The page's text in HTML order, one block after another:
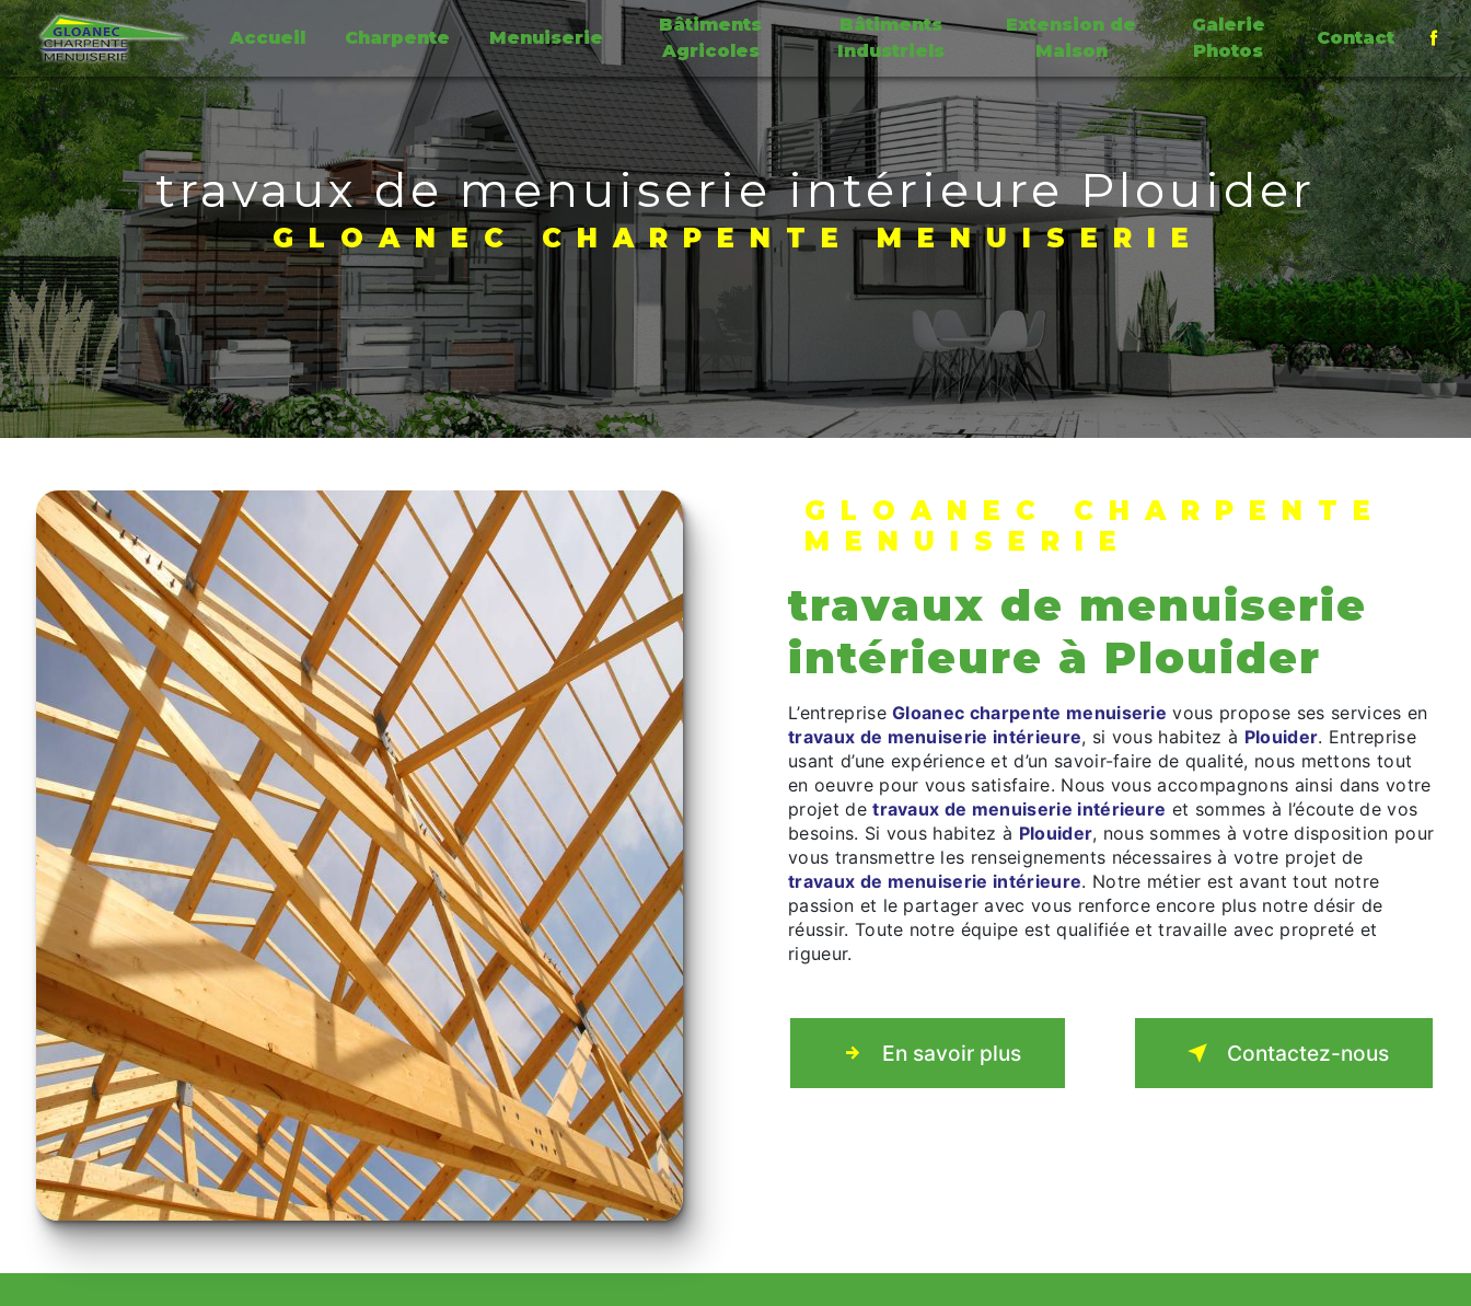
Accueil Charpente Menuiserie
Bâtiments
Agricoles
Bâtiments
Industriels
Extension de
Maison
Galerie
Photos
Contact
travaux de menuiserie intérieure Plouider
GLOANEC CHARPENTE MENUISERIE
GLOANEC CHARPENTE
MENUISERIE
travaux de menuiserie
intérieure à Plouider
L’entrepriseGloanec charpente menuiserie vous propose ses services en
travaux de menuiserie intérieure, si vous habitez à Plouider. Entreprise
usant d’une expérience et d’un savoir-faire de qualité, nous mettons tout
en oeuvre pour vous satisfaire. Nous vous accompagnons ainsi dans votre
projet detravaux de menuiserie intérieure et sommes à l’écoute de vos
besoins. Si vous habitez à Plouider, nous sommes à votre disposition pour
vous transmettre les renseignements nécessaires à votre projet de
travaux de menuiserie intérieure. Notre métier est avant tout notre
passion et le partager avec vous renforce encore plus notre désir de
réussir. Toute notre équipe est qualifiée et travaille avec propreté et
rigueur.
En savoir plus Contactez-nous
Panneau de gestion des cookies